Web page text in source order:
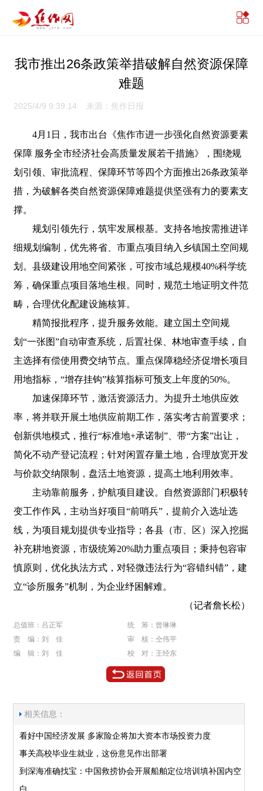
我市推出26条政策举措破解自然资源保障
难题
2025/4/9 9:39:14 来源：焦作日报
4月1日，我市出台《焦作市进一步强化自然资源要素
保障 服务全市经济社会高质量发展若干措施》，围绕规
划引领、审批流程、保障环节等四个方面推出26条政策举
措，为破解各类自然资源保障难题提供坚强有力的要素支
撑。
规划引领先行，筑牢发展根基。支持各地按需推进详
细规划编制，优先将省、市重点项目纳入乡镇国土空间规
划。县级建设用地空间紧张，可按市域总规模40%科学统
筹，确保重点项目落地生根。同时，规范土地证明文件范
畴，合理优化配建设施核算。
精简报批程序，提升服务效能。建立国土空间规
划“一张图”自动审查系统，后置社保、林地审查手续，自
主选择有偿使用费交纳节点。重点保障稳经济促增长项目
用地指标，“增存挂钩”核算指标可预支上年度的50%。
加速保障环节，激活资源活力。为提升土地供应效
率，将并联开展土地供应前期工作，落实考古前置要求；
创新供地模式，推行“标准地+承诺制”、带“方案”出让，
简化不动产登记流程；针对闲置存量土地，合理放宽开发
与价款交纳限制，盘活土地资源，提高土地利用效率。
主动靠前服务，护航项目建设。自然资源部门积极转
变工作作风，主动当好项目“前哨兵”，提前介入选址选
线，为项目规划提供专业指导；各县（市、区）深入挖掘
补充耕地资源，市级统筹20%助力重点项目；秉持包容审
慎原则，优化执法方式，对轻微违法行为“容错纠错”，建
立“诊所服务”机制，为企业纾困解难。
（记者詹长松）
总值班：吕正军
统 筹：曾琳琳
责 编：刘 佳
审 核：仝伟平
编 辑：刘 佳
校 对：王经东
相关信息：
看好中国经济发展 多家险企将加大资本市场投资力度
事关高校毕业生就业，这份意见作出部署
到深海准确找宝：中国救捞协会开展船舶定位培训填补国内空
白